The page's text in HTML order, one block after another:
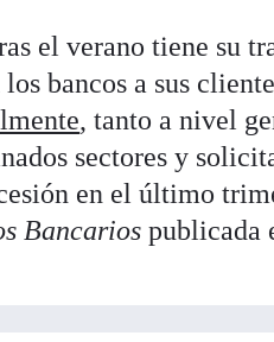
el verano tiene su
bancos a sus
, tanto a nivel
sectores y
en el último
Bancarios publicada